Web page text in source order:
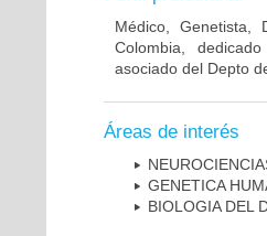
Médico, Genetista,
Colombia,
asociado del Depto
Áreas de interés
GENETICA
BIOLOGIA DEL